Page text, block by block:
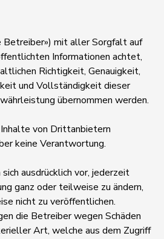
mit aller Sorgfalt auf
Informationen achtet,
Richtigkeit, Genauigkeit,
und Vollständigkeit dieser
übernommen werden.
von Drittanbietern
keine Verantwortung.
ausdrücklich vor, jederzeit
ganz oder teilweise zu ändern,
nicht zu veröffentlichen.
die Betreiber wegen Schäden
Art, welche aus dem Zugriff